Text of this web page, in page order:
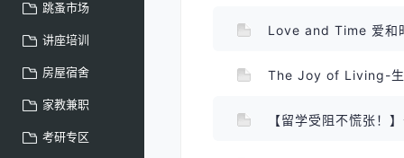
跳蚤市场
讲座培训
房屋宿舍
家教兼职
考研专区
Love and Time 爱和
The Joy of Living-
【留学受阻不慌张！